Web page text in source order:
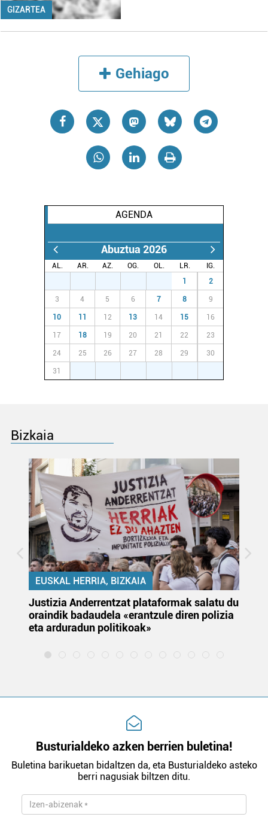
GIZARTEA
Gehiago
AGENDA
Abuztua 2026
AL. AR. AZ. OG. OL. LR.
IG.
1 2
3 4 5 6 7 8 9
10 11 12 13 14 15 16
17 18 19 20 21 22 23
24 25 26 27 28 29 30
31
Bizkaia
EUSKAL HERRIA, BIZKAIA
Justizia Anderrentzat plataformak salatu du
oraindik badaudela «erantzule diren polizia
eta arduradun politikoak»
Busturialdeko azken berrien buletina!
Buletina barikuetan bidaltzen da, eta Busturialdeko asteko
berri nagusiak biltzen ditu.